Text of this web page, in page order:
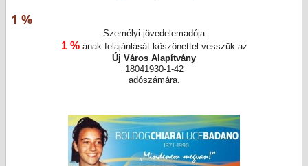
1 %
Személyi jövedelemadója
1 %-ának felajánlását köszönettel vesszük az
Új Város Alapítvány
18041930-1-42
adószámára.